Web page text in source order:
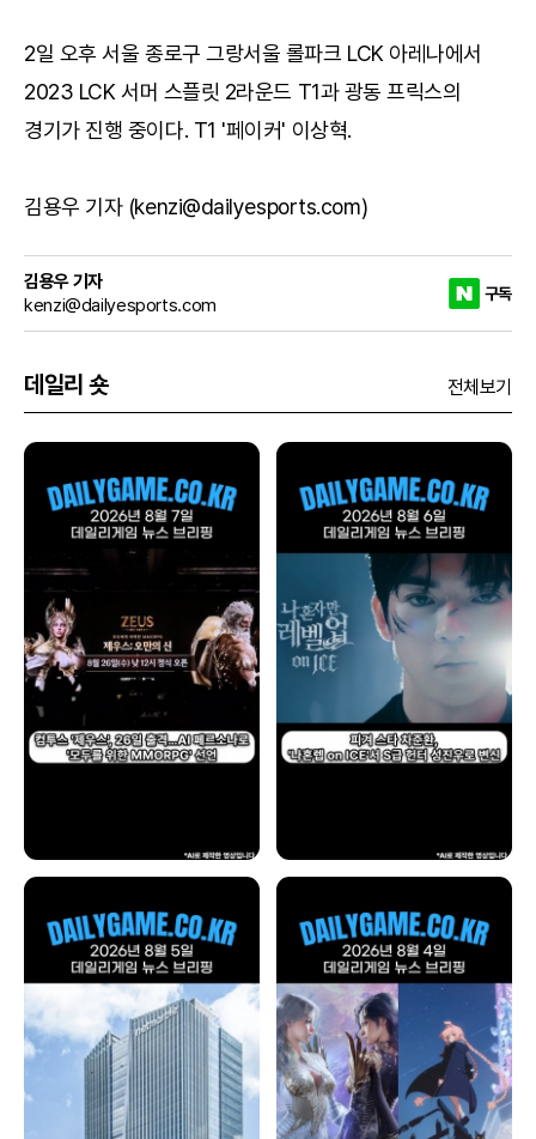
2일 오후 서울 종로구 그랑서울 롤파크 LCK 아레나에서
2023 LCK 서머 스플릿 2라운드 T1과 광동 프릭스의
경기가 진행 중이다. T1 '페이커' 이상혁.
김용우 기자 (kenzi@dailyesports.com)
김용우 기자
kenzi@dailyesports.com
구독
데일리 숏 전체보기